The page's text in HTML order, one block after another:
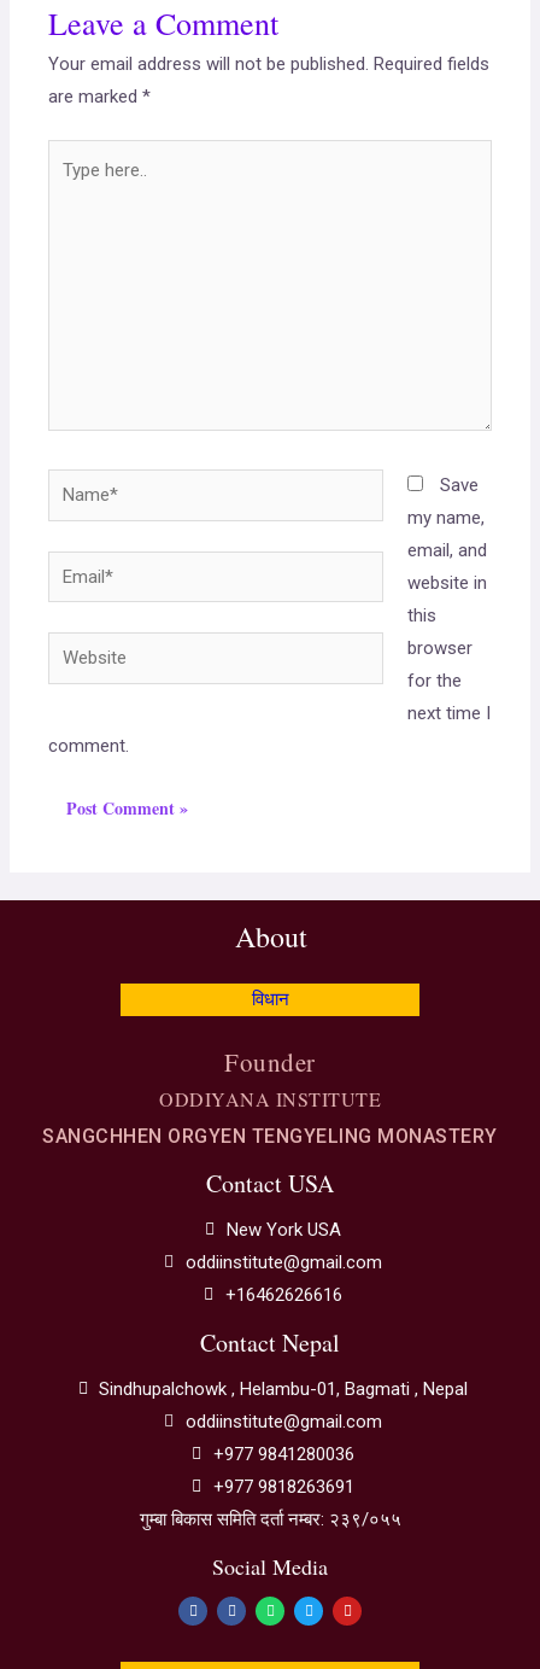
Leave a Comment
Your email address will not be published. Required fields
are marked*
Save
my name,
email, and
website in
this
browser
for the
next time I
comment.
About
विधान
Founder
ODDIYANA INSTITUTE
SANGCHHEN ORGYEN TENGYELING MONASTERY
Contact USA
New York USA
oddiinstitute@gmail.com
+16462626616
Contact Nepal
Sindhupalchowk , Helambu-01, Bagmati , Nepal
oddiinstitute@gmail.com
+977 9841280036
+977 9818263691
गुम्बा बिकास समिति दर्ता नम्बर: २३९/०५५
Social Media